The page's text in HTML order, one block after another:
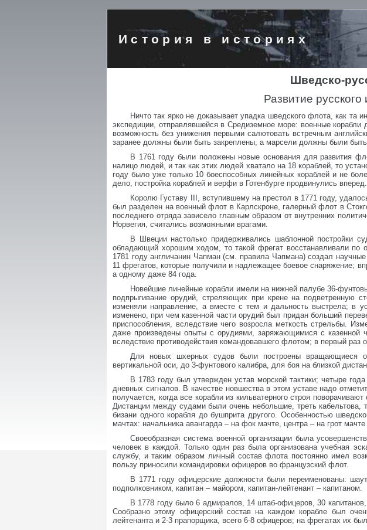
История в историях
Шведско-
Развитие
Ничто так ярко не доказывает упадка шведского флота, как та
экспедиции, отправлявшейся в Средиземное море: военные
возможность без унижения первыми салютовать встречным
заранее должны были быть закреплены, а марсели должны были
В 1761 году были положены новые основания для развития
налицо людей, и так как этих людей хватало на 18 кораблей, то
году было уже только 10 боеспособных линейных кораблей и не
дело, постройка кораблей и верфи в Готенбурге продвинулись вперед.
Королю Густаву III, вступившему на престол в 1771 году,
был разделен на военный флот в Карлскроне, галерный флот в
последнего отряда зависело главным образом от внутренних
Норвегия, считались возможными врагами.
В Швеции настолько придерживались шаблонной постройки
обладающий хорошим ходом, то такой фрегат восстанавливали по
1781 году англичанин Чапман (см. правила Чапмана) создал
11 фрегатов, которые получили и надлежащее боевое снаряжение;
а одному даже 84 года.
Новейшие линейные корабли имели на нижней палубе 36-
подпрыгивание орудий, стреляющих при крене на подветренную
изменяли направление, а вместе с тем и дальность выстрела; в
изменено, при чем казенной части орудий был придан больший
приспособления, вследствие чего возросла меткость стрельбы.
даже произведены опыты с орудиями, заряжающимися с казенной
вследствие противодействия командовавшего флотом; в первый
Для новых шхерных судов были построены вращающиеся
вертикальной оси, до 3-фунтового калибра, для боя на близкой
В 1783 году был утвержден устав морской тактики; четыре
дневных сигналов. В качестве новшества в этом уставе надо
получается, когда все корабли из кильватерного строя
Дистанции между судами были очень небольшие, треть кабельтова,
бизани одного корабля до бушприта другого. Особенностью
мачтах: начальника авангарда – на фок мачте, центра – на грот
Своеобразная система военной организации была
человек в каждой. Только один раз была организована учебная
службу, и таким образом личный состав флота постоянно имел
пользу приносили командировки офицеров во французский флот.
В 1771 году офицерские должности были переименованы:
подполковником, капитан – майором, капитан-лейтенант – капитаном.
В 1778 году было 6 адмиралов, 14 штаб-офицеров, 30
Сообразно этому офицерский состав на каждом корабле был
лейтенанта и 2-3 прапорщика, всего 6-8 офицеров; на фрегатах их